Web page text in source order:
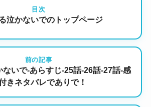
目次
泣かないでのトップページ
前の記事
ないで-あらすじ-25話-26話-27話-感
きネタバレでありで！